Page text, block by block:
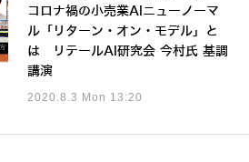
コロナ禍の小売業AIニューノーマ
ル「リターン・オン・モデル」と
は リテールAI研究会 今村氏 基調
講演
2020.8.3 Mon 13:20